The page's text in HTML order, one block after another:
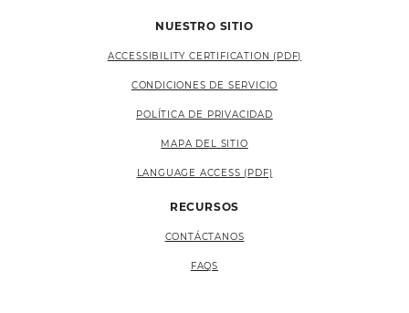
NUESTRO SITIO
ACCESSIBILITY CERTIFICATION (PDF)
CONDICIONES DE SERVICIO
POLÍTICA DE PRIVACIDAD
MAPA DEL SITIO
LANGUAGE ACCESS (PDF)
RECURSOS
CONTÁCTANOS
FAQS